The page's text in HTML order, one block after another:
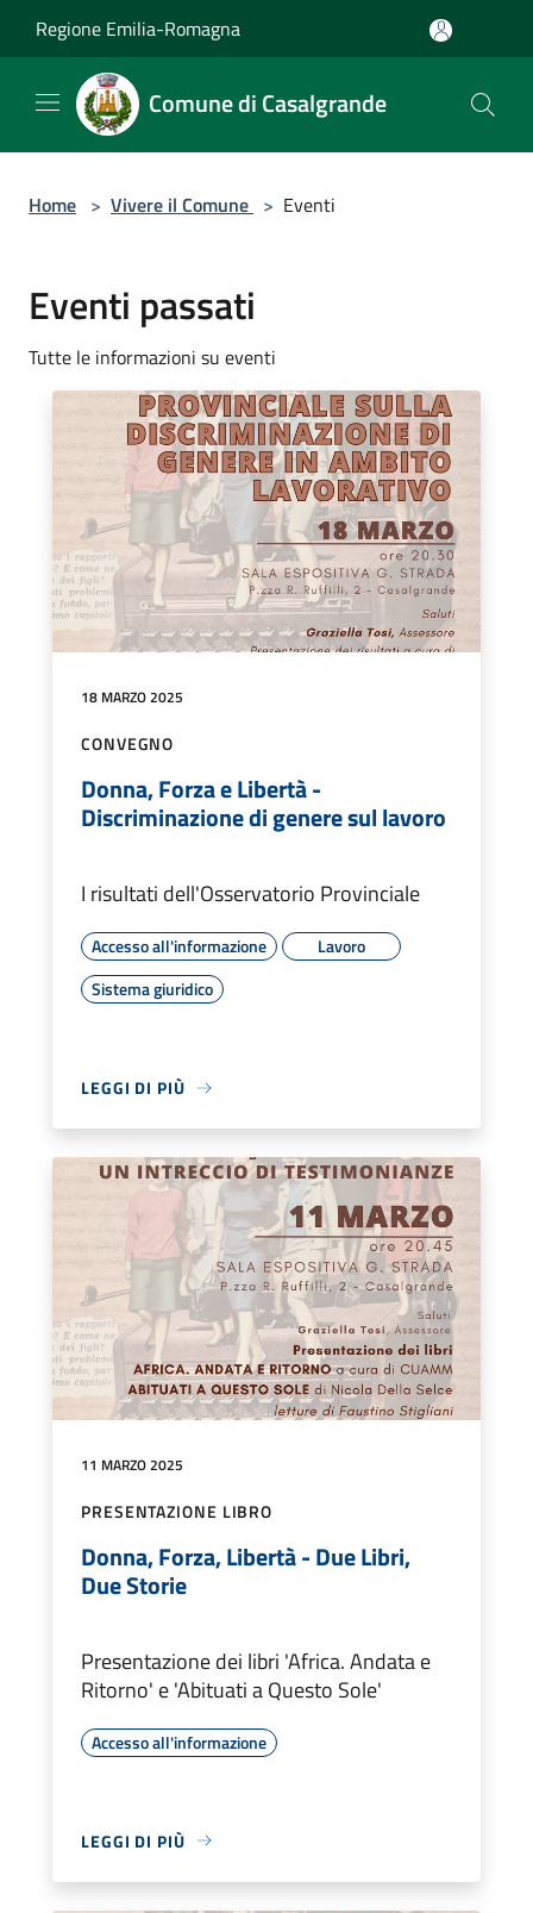
Regione Emilia-Romagna
Comune di Casalgrande
Home > Vivere il Comune > Eventi
Eventi passati
Tutte le informazioni su eventi
18 MARZO 2025
CONVEGNO
Donna, Forza e Libertà -
Discriminazione di genere sul lavoro
I risultati dell'Osservatorio Provinciale
Accesso all'informazione
Lavoro
Sistema giuridico
LEGGI DI PIÙ
11 MARZO 2025
PRESENTAZIONE LIBRO
Donna, Forza, Libertà - Due Libri,
Due Storie
Presentazione dei libri 'Africa. Andata e
Ritorno' e 'Abituati a Questo Sole'
Accesso all'informazione
LEGGI DI PIÙ